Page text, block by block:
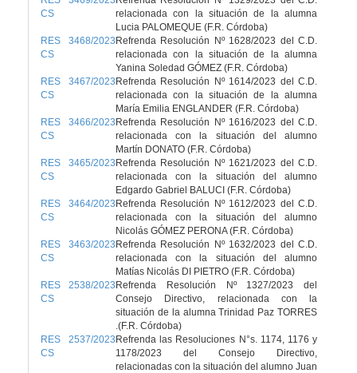
CS
relacionada con la situación de la alumna
Lucia PALOMEQUE (F.R. Córdoba)
RES 3468/2023
CS
Refrenda Resolución Nº 1628/2023 del C.D.
relacionada con la situación de la alumna
Yanina Soledad GÓMEZ (F.R. Córdoba)
RES 3467/2023
CS
Refrenda Resolución Nº 1614/2023 del C.D.
relacionada con la situación de la alumna
María Emilia ENGLANDER (F.R. Córdoba)
RES 3466/2023
CS
Refrenda Resolución Nº 1616/2023 del C.D.
relacionada con la situación del alumno
Martín DONATO (F.R. Córdoba)
RES 3465/2023
CS
Refrenda Resolución Nº 1621/2023 del C.D.
relacionada con la situación del alumno
Edgardo Gabriel BALUCI (F.R. Córdoba)
RES 3464/2023
CS
Refrenda Resolución Nº 1612/2023 del C.D.
relacionada con la situación del alumno
Nicolás GÓMEZ PERONA (F.R. Córdoba)
RES 3463/2023
CS
Refrenda Resolución Nº 1632/2023 del C.D.
relacionada con la situación del alumno
Matías Nicolás DI PIETRO (F.R. Córdoba)
RES 2538/2023
CS
Refrenda Resolución Nº 1327/2023 del
Consejo Directivo, relacionada con la
situación de la alumna Trinidad Paz TORRES
.(F.R. Córdoba)
RES 2537/2023
CS
Refrenda las Resoluciones N°s. 1174, 1176 y
1178/2023 del Consejo Directivo,
relacionadas con la situación del alumno Juan